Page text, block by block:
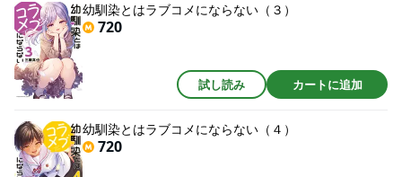
幼馴染とはラブコメにならない（３）
720
試し読み カートに追加
幼馴染とはラブコメにならない（４）
720